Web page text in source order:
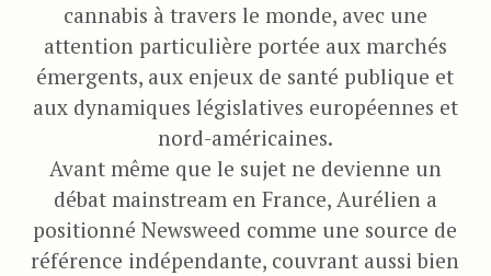
cannabis à travers le monde, avec une
attention particulière portée aux marchés
émergents, aux enjeux de santé publique et
aux dynamiques législatives européennes et
nord-américaines.
Avant même que le sujet ne devienne un
débat mainstream en France, Aurélien a
positionné Newsweed comme une source de
référence indépendante, couvrant aussi bien